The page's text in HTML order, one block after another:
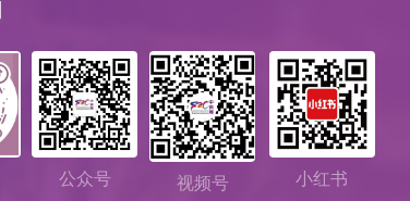
公众号 视频号 小红书